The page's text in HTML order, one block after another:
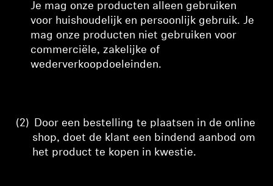
Je mag onze producten alleen gebruiken
voor huishoudelijk en persoonlijk gebruik. Je
mag onze producten niet gebruiken voor
commerciële, zakelijke of
wederverkoopdoeleinden.
(2) Door een bestelling te plaatsen in de online
shop, doet de klant een bindend aanbod om
het product te kopen in kwestie.